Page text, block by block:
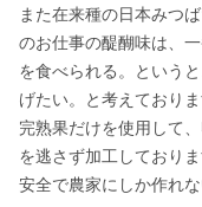
また在来種の日本みつ
のお仕事の醍醐味は、
を食べられる。という
げたい。と考えておりま
完熟果だけを使用して
を逃さず加工しており
安全で農家にしか作れ